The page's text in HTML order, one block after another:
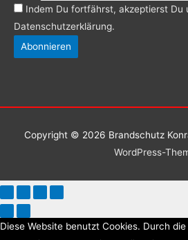
Indem Du fortfährst, akzeptierst Du
Datenschutzerklärung.
Copyright © 2026 Brandschutz
WordPress-
Diese Website benutzt Cookies. Durch